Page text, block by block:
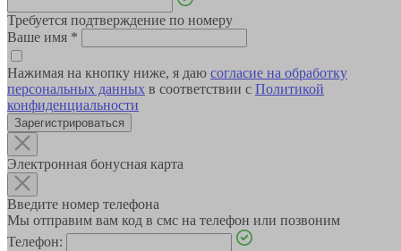
Требуется подтверждение по номеру
Ваше имя *
Нажимая на кнопку ниже, я даю согласие на обработку
персональных данных в соответствии с Политикой
конфиденциальности
Зарегистрироваться
Электронная бонусная карта
Введите номер телефона
Мы отправим вам код в смс на телефон или позвоним
Телефон: